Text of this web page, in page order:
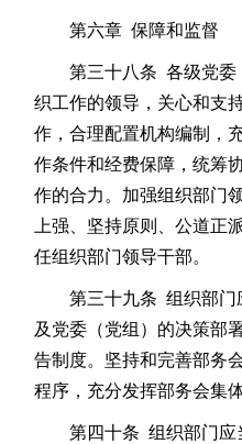
第六章 保障和监督
第三十八条 各级党委
织工作的领导，关心和支
作，合理配置机构编制，
作条件和经费保障，统筹
作的合力。加强组织部门
上强、坚持原则、公道正
任组织部门领导干部。
第三十九条 组织部门
及党委（党组）的决策部
告制度。坚持和完善部务
程序，充分发挥部务会集
第四十条 组织部门应